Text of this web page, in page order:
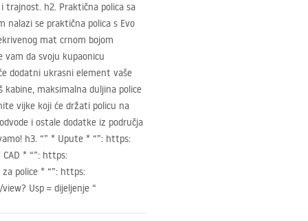
trajnost. h2. Praktična polica sa
nalazi se praktična polica s Evo
mat crnom bojom
vam da svoju kupaonicu
dodatni ukrasni element vaše
maksimalna duljina police
vijke koji će držati policu na
i ostale dodatke iz područja
h3. “” * Upute * “”: https:
CAD * “”: https:
police * “”: https:
Usp = dijeljenje “